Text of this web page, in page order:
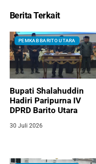
Berita Terkait
PEMKAB BARITO UTARA
Bupati Shalahuddin
Hadiri Paripurna IV
DPRD Barito Utara
30 Juli 2026